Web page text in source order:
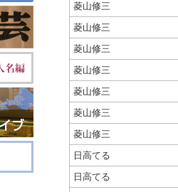
菱山修三
菱山修三
菱山修三
菱山修三
菱山修三
菱山修三
菱山修三
日高てる
日高てる